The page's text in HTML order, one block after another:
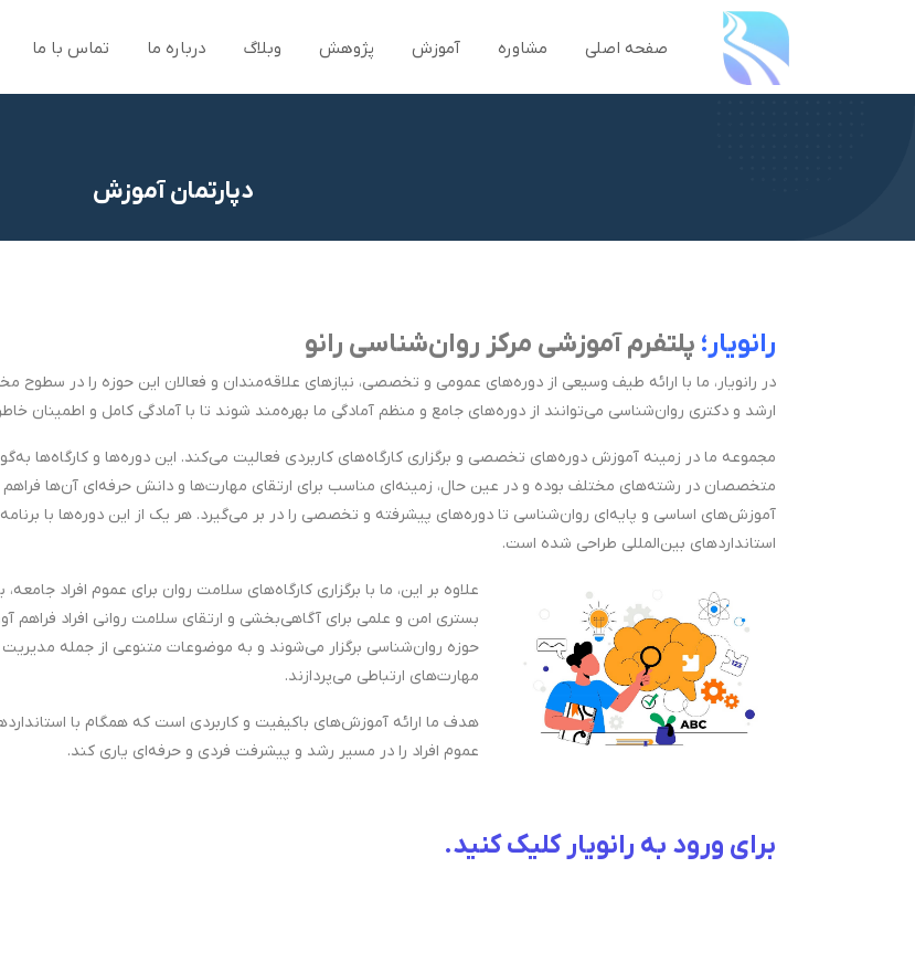
صفحه اصلی مشاوره آموزش پژوهش وبلاگ درباره ما تماس با ما
دپارتمان آموزش
رانویار؛ پلتفرم آموزشی مرکز روان‌شناسی رانو
در رانویار، ما با ارائه طیف وسیعی از دوره‌های عمومی و تخصصی، نیازهای علاقه‌مندان و فعالان این حوزه را در
ارشد و دکتری روان‌شناسی می‌توانند از دوره‌های جامع و منظم آمادگی ما بهره‌مند شوند تا با آمادگی کامل و اطمینان
مجموعه ما در زمینه آموزش دوره‌های تخصصی و برگزاری کارگاه‌های کاربردی فعالیت می‌کند. این دوره‌ها و کارگاه‌ها
متخصصان در رشته‌های مختلف بوده و در عین حال، زمینه‌ای مناسب برای ارتقای مهارت‌ها و دانش حرفه‌ای آن‌ها
آموزش‌های اساسی و پایه‌ای روان‌شناسی تا دوره‌های پیشرفته و تخصصی را در بر می‌گیرد. هر یک از این دوره‌ها با
استانداردهای بین‌المللی طراحی شده است.
علاوه بر این، ما با برگزاری کارگاه‌های سلامت روان برای عموم افراد
بستری امن و علمی برای آگاهی‌بخشی و ارتقای سلامت روانی افراد فراهم
حوزه روان‌شناسی برگزار می‌شوند و به موضوعات متنوعی از جمله
مهارت‌های ارتباطی می‌پردازند.
هدف ما ارائه آموزش‌های باکیفیت و کاربردی است که همگام با
عموم افراد را در مسیر رشد و پیشرفت فردی و حرفه‌ای یاری کند.
برای ورود به رانویار کلیک کنید.